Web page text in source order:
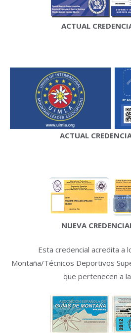
ACTUAL
ACTUAL
NUEVA
Esta credencial acredita a
Montaña/Técnicos Deportivos
que pertenecen a